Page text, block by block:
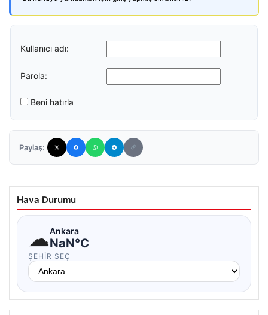
Kullanıcı adı:
Parola:
Beni hatırla
Paylaş:
Hava Durumu
☁Ankara
NaN°C
ŞEHIR SEÇ